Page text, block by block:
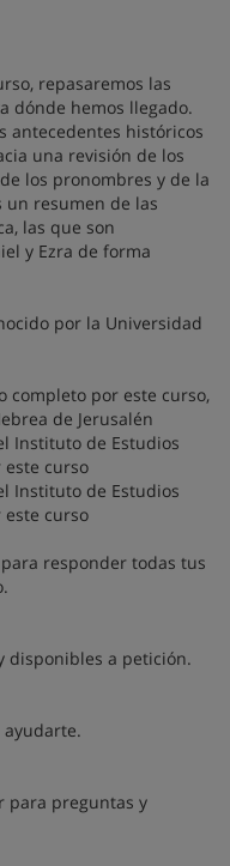
repasaremos las
dónde hemos llegado.
antecedentes históricos
una revisión de los
los pronombres y de la
un resumen de las
las que son
y Ezra de forma
por la Universidad
completo por este curso,
de Jerusalén
Instituto de Estudios
curso
Instituto de Estudios
curso
responder todas tus
disponibles a petición.
para preguntas y